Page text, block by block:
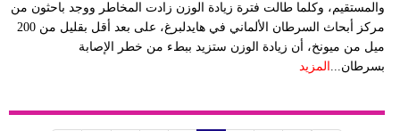
والمستقيم، وكلما طالت فترة زيادة الوزن زادت المخاطر ووجد باحثون من
مركز أبحاث السرطان الألماني في هايدلبرغ، على بعد أقل بقليل من 200
ميل من ميونخ، أن زيادة الوزن ستزيد ببطء من خطر الإصابة
بسرطان... المزيد